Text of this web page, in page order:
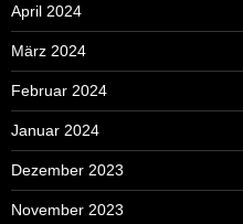
April 2024
März 2024
Februar 2024
Januar 2024
Dezember 2023
November 2023